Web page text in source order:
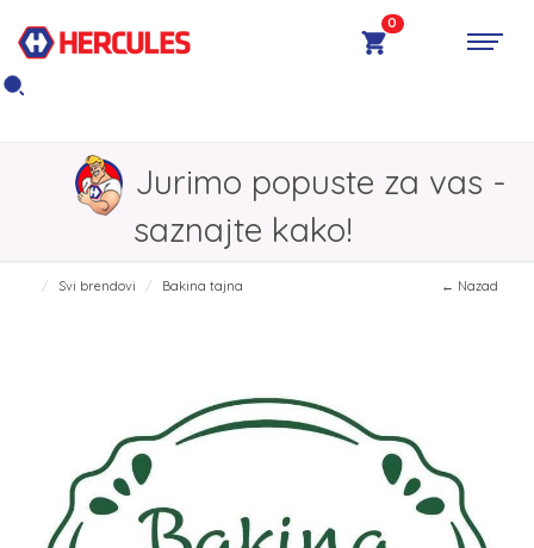
0
Jurimo popuste za vas -
saznajte kako!
Svi brendovi Bakina tajna ← Nazad